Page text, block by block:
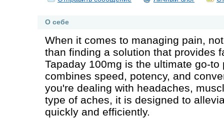
О себе
When it comes to managing pain,
than finding a solution that provides
Tapaday 100mg is the ultimate go-to
combines speed, potency, and
you're dealing with headaches,
type of aches, it is designed to
quickly and efficiently.